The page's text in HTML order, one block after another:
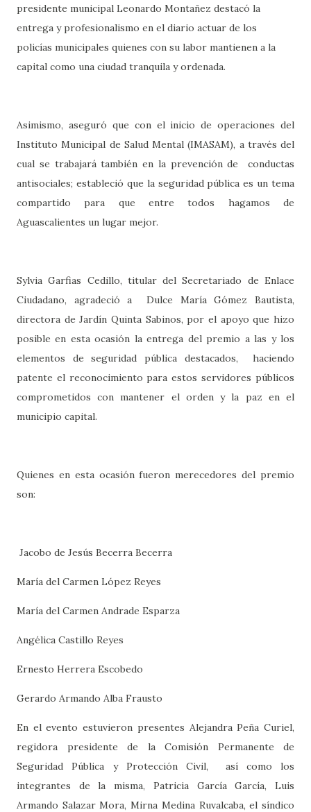
presidente municipal Leonardo Montañez destacó la
entrega y profesionalismo en el diario actuar de los
policías municipales quienes con su labor mantienen a la
capital como una ciudad tranquila y ordenada.
Asimismo, aseguró que con el inicio de operaciones del
Instituto Municipal de Salud Mental (IMASAM), a través del
cual se trabajará también en la prevención de conductas
antisociales; estableció que la seguridad pública es un tema
compartido para que entre todos hagamos de
Aguascalientes un lugar mejor.
Sylvia Garfias Cedillo, titular del Secretariado de Enlace
Ciudadano, agradeció a Dulce María Gómez Bautista,
directora de Jardín Quinta Sabinos, por el apoyo que hizo
posible en esta ocasión la entrega del premio a las y los
elementos de seguridad pública destacados, haciendo
patente el reconocimiento para estos servidores públicos
comprometidos con mantener el orden y la paz en el
municipio capital.
Quienes en esta ocasión fueron merecedores del premio
son:
Jacobo de Jesús Becerra Becerra
María del Carmen López Reyes
María del Carmen Andrade Esparza
Angélica Castillo Reyes
Ernesto Herrera Escobedo
Gerardo Armando Alba Frausto
En el evento estuvieron presentes Alejandra Peña Curiel,
regidora presidente de la Comisión Permanente de
Seguridad Pública y Protección Civil, así como los
integrantes de la misma, Patricia García García, Luis
Armando Salazar Mora, Mirna Medina Ruvalcaba, el síndico